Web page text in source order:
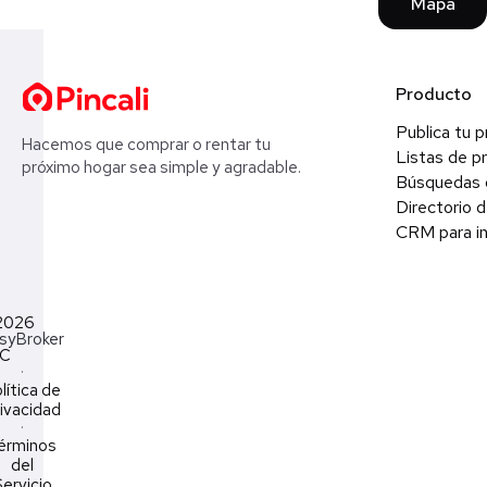
Hacemos que comprar o rentar tu
próximo hogar sea simple y agradable.
Producto
Publica tu
Listas de
Búsquedas
Directorio
CRM para
·
de
·
del